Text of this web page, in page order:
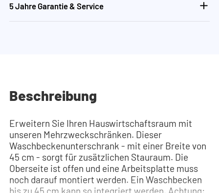
5 Jahre Garantie & Service
Beschreibung
Erweitern Sie Ihren Hauswirtschaftsraum mit
unseren Mehrzweckschränken. Dieser
Waschbeckenunterschrank - mit einer Breite von
45 cm - sorgt für zusätzlichen Stauraum. Die
Oberseite ist offen und eine Arbeitsplatte muss
noch darauf montiert werden. Ein Waschbecken